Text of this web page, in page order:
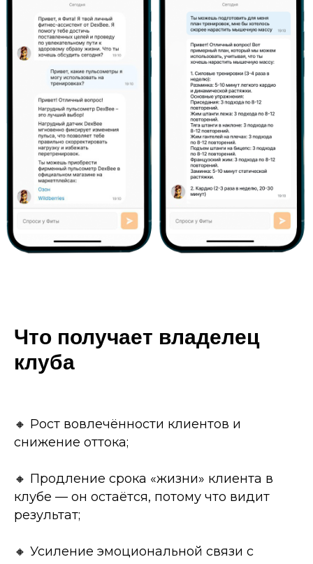
Что получает владелец
клуба
🔸 Рост вовлечённости клиентов и
снижение оттока;
🔸 Продление срока «жизни» клиента в
клубе — он остаётся, потому что видит
результат;
🔸 Усиление эмоциональной связи с